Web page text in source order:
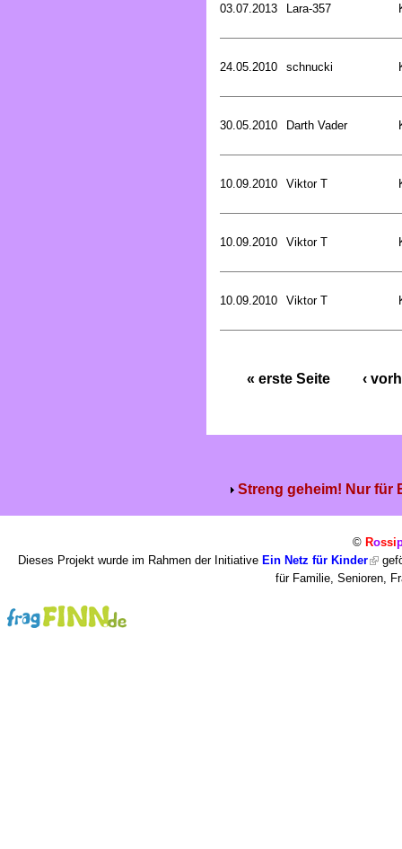
03.07.2013 Lara-357
24.05.2010 schnucki
30.05.2010 Darth Vader
10.09.2010 Viktor T
10.09.2010 Viktor T
10.09.2010 Viktor T
« erste Seite ‹
Streng geheim! Nur für
© Rossi
Dieses Projekt wurde im Rahmen der Initiative Ein Netz für Kinder
für Familie, Senioren,